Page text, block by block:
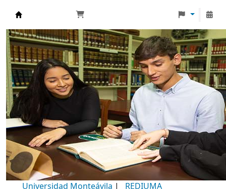
Biblioteca Universidad Monteávila
Universidad Monteávila | REDIUMA